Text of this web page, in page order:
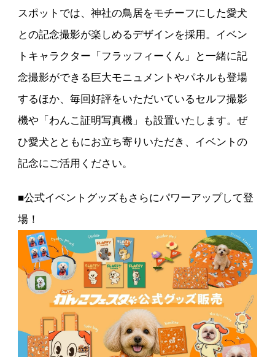
スポットでは、神社の鳥居をモチーフにした愛犬
との記念撮影が楽しめるデザインを採用。イベン
トキャラクター「フラッフィーくん」と一緒に記
念撮影ができる巨大モニュメントやパネルも登場
するほか、毎回好評をいただいているセルフ撮影
機や「わんこ証明写真機」も設置いたします。ぜ
ひ愛犬とともにお立ち寄りいただき、イベントの
記念にご活用ください。
■公式イベントグッズもさらにパワーアップして登
場！